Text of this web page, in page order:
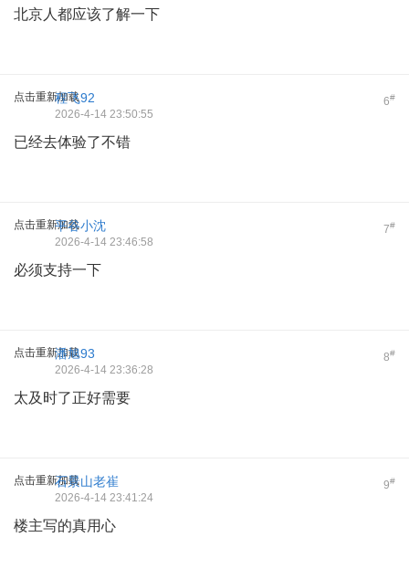
北京人都应该了解一下
点击重新加载 6#
程飞92
2026-4-14 23:50:55
已经去体验了不错
点击重新加载 7#
平谷小沈
2026-4-14 23:46:58
必须支持一下
点击重新加载 8#
潘旭93
2026-4-14 23:36:28
太及时了正好需要
点击重新加载 9#
石景山老崔
2026-4-14 23:41:24
楼主写的真用心